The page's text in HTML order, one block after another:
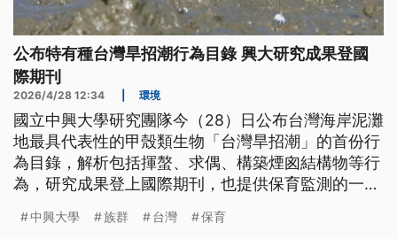
公布特有種台灣旱招潮行為目錄 興大研究成果登國
際期刊
2026/4/28 12:34 環境
國立中興大學研究團隊今（28）日公布台灣海岸泥灘
地最具代表性的甲殼類生物「台灣旱招潮」的首份行
為目錄，解析包括揮螯、求偶、構築煙囪結構物等行
為，研究成果登上國際期刊，也提供保育監測的一種
中興大學 族群 台灣 保育